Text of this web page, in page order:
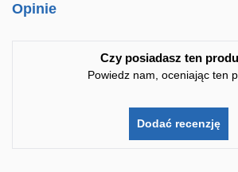
Opinie
Czy posiadasz ten
Powiedz nam, oceniając ten
Dodać recenzję